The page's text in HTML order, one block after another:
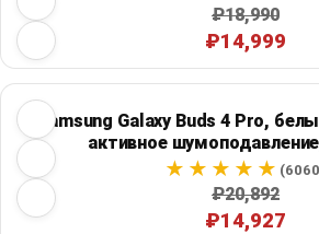
₽18,990
₽14,999
Samsung Galaxy Buds 4 Pro,
активное
₽20,892
₽14,927